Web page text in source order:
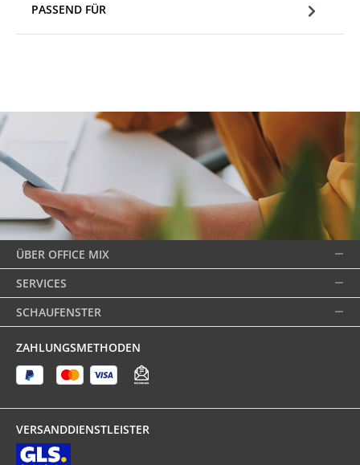
PASSEND FÜR
ÜBER OFFICE MIX
SERVICES
SCHAUFENSTER
ZAHLUNGSMETHODEN
VERSANDDIENSTLEISTER